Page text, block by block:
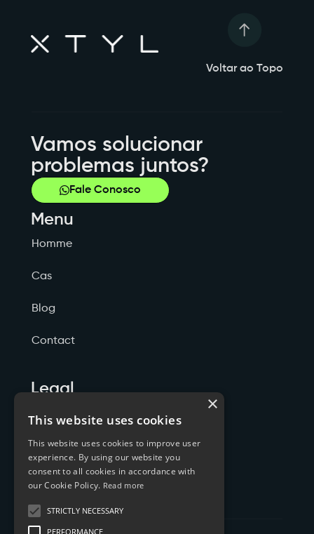
Voltar ao Topo
Vamos solucionar
problemas juntos?
Fale Conosco
Menu
Homme
Cas
Blog
Contact
Legal
Politicas de Privacidade
Termos de Serviço
Cookies
×
This website uses cookies
This website uses cookies to improve user
experience. By using our website you
consent to all cookies in accordance with
our Cookie Policy. Read more
STRICTLY NECESSARY
PERFORMANCE